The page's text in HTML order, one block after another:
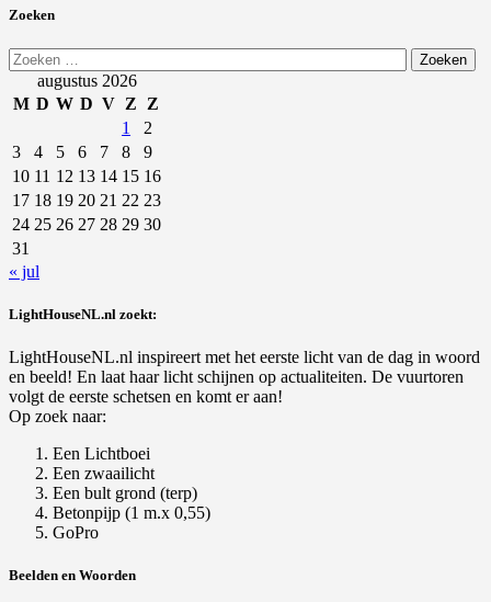
Zoeken
Zoeken
naar:augustus 2026
M D W D V Z
Z
1
2
3
4 5 6 7 8
9
10 11 12 13 14 15 16
17 18 19 20 21 22 23
24 25 26 27 28 29 30
31
« jul
LightHouseNL.nl zoekt:
LightHouseNL.nl inspireert met het eerste licht van de dag in woord
en beeld! En laat haar licht schijnen op actualiteiten. De vuurtoren
volgt de eerste schetsen en komt er aan!
Op zoek naar:
Een Lichtboei
Een zwaailicht
Een bult grond (terp)
Betonpijp (1 m.x 0,55)
GoPro
Beelden en Woorden